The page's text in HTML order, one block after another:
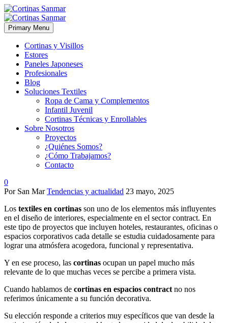
Primary Menu
Cortinas y Visillos
Estores
Paneles Japoneses
Profesionales
Blog
Soluciones Textiles
Ropa de Cama y Complementos
Infantil Juvenil
Cortinas Técnicas y Enrollables
Sobre Nosotros
Proyectos
¿Quiénes Somos?
¿Cómo Trabajamos?
Contacto
0
Por San Mar Tendencias y actualidad 23 mayo, 2025
Los textiles en cortinas son uno de los elementos más influyentes
en el diseño de interiores, especialmente en el sector contract. En
este tipo de proyectos que incluyen hoteles, restaurantes, oficinas o
espacios corporativos cada detalle se estudia cuidadosamente para
lograr una atmósfera acogedora, funcional y representativa.
Y en ese proceso, las cortinas ocupan un papel mucho más
relevante de lo que muchas veces se percibe a primera vista.
Cuando hablamos de cortinas en espacios contract no nos
referimos únicamente a su función decorativa.
Su elección responde a criterios muy específicos que van desde la